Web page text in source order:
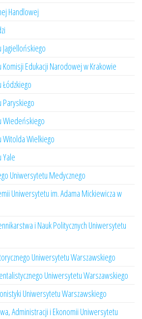
Handlowej
Edukacji Narodowej w Krakowie
Wiedeńskiego
Wielkiego
Uniwersytetu Medycznego
Uniwersytetu im. Adama Mickiewicza w
i Nauk Politycznych Uniwersytetu
Uniwersytetu Warszawskiego
Uniwersytetu Warszawskiego
Uniwersytetu Warszawskiego
Administracji i Ekonomii Uniwersytetu